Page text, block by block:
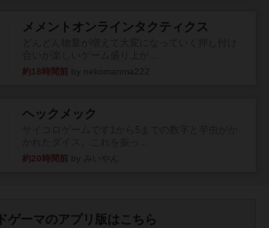
メメントオンラインタクティクス
約18時間前
ヘックメック
約20時間前
ゲーマのアプリ版はこちら